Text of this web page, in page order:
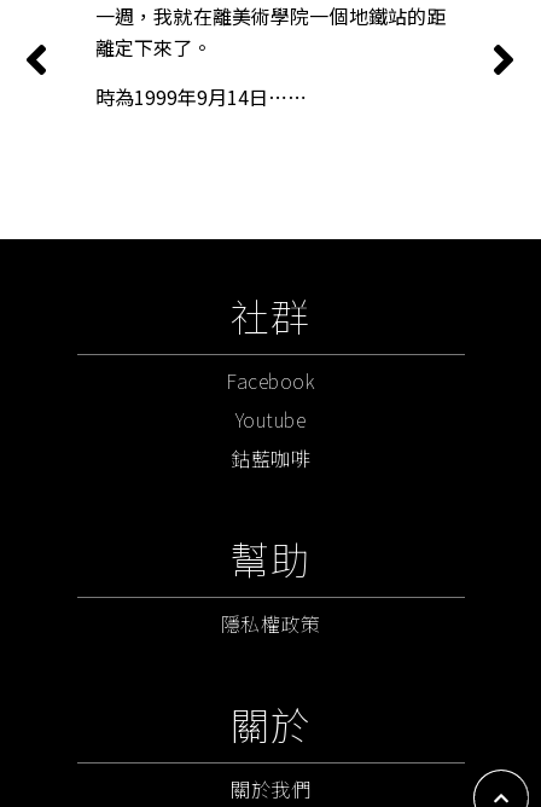
一週，我就在離美術學院一個地鐵站的距
離定下來了。
時為1999年9月14日⋯⋯
社群
Facebook
Youtube
鈷藍咖啡
幫助
隱私權政策
關於
關於我們